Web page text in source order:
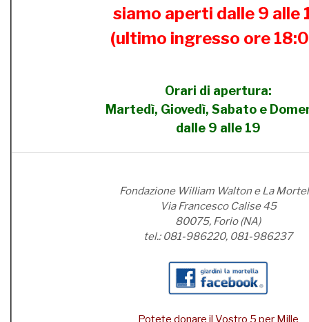
siamo aperti dalle 9 alle
(ultimo ingresso ore
Orari di apertura:
Martedì, Giovedì, Sabato e
dalle 9 alle 19
Fondazione William Walton e La
Via Francesco Calise 45
80075, Forio (NA)
tel.: 081-986220, 081-986237
Potete donare il Vostro 5 per Mille